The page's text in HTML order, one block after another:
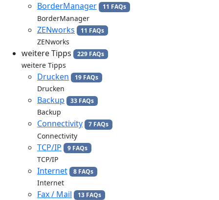
BorderManager 11 FAQs
BorderManager
ZENworks 11 FAQs
ZENworks
weitere Tipps 229 FAQs
weitere Tipps
Drucken 19 FAQs
Drucken
Backup 33 FAQs
Backup
Connectivity 7 FAQs
Connectivity
TCP/IP 9 FAQs
TCP/IP
Internet 8 FAQs
Internet
Fax / Mail 13 FAQs